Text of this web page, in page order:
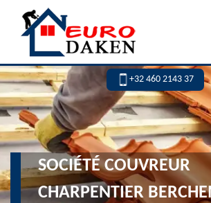
+32 460 2143 37
SOCIÉTÉ COUVREUR
CHARPENTIER